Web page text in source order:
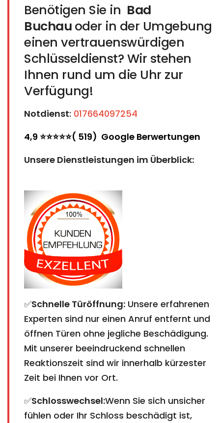
Benötigen Sie in Bad
Buchauoder in der Umgebung
einen vertrauenswürdigen
Schlüsseldienst? Wir stehen
Ihnen rund um die Uhr zur
Verfügung!
Notdienst: 017664097254
4,9 ⭐⭐⭐⭐⭐( 519) Google Berwertungen
Unsere Dienstleistungen im Überblick:
✅Schnelle Türöffnung: Unsere erfahrenen
Experten sind nur einen Anruf entfernt und
öffnen Türen ohne jegliche Beschädigung.
Mit unserer beeindruckend schnellen
Reaktionszeit sind wir innerhalb kürzester
Zeit bei Ihnen vor Ort.
✅Schlosswechsel:Wenn Sie sich unsicher
fühlen oder Ihr Schloss beschädigt ist,